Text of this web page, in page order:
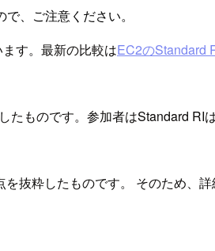
、ご注意ください。
す。最新の比較はEC2のStandard
ものです。参加者はStandard RI
抜粋したものです。 そのため、